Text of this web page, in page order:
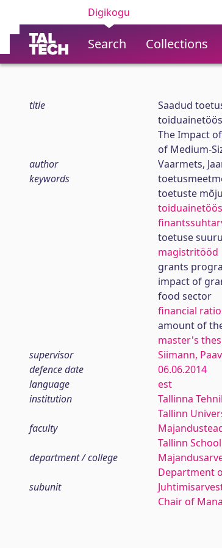
Digikogu
Search Collections
title
Saadud
The Impact
of Medium-
author
Vaarmets,
keywords
toetuste mõju
toetuse
magistritööd
grants
impact of
food sector
financial
amount of
master's
supervisor
Siimann,
defence date
06.06.2014
language
est
institution
Tallinna
Tallinn
faculty
Tallinn
department / college
Department
subunit
Chair of